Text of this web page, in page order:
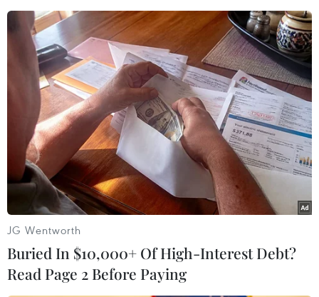
#Thành phố Hà Nội
#Đơn vị hành chính cấp xã
#Sắp xếp
TP. Hà Nội
Theo dõi VietnamPlus
JG Wentworth
Buried In $10,000+ Of High-Interest Debt?
Read Page 2 Before Paying